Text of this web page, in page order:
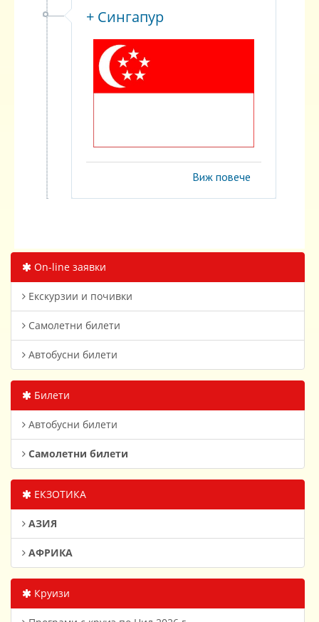
+ Сингапур
Виж повече
On-line заявки
Екскурзии и почивки
Самолетни билети
Автобусни билети
Билети
Автобусни билети
Самолетни билети
ЕКЗОТИКА
АЗИЯ
АФРИКА
Круизи